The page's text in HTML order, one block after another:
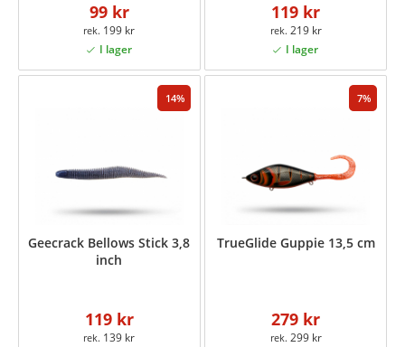
99 kr
199 kr
119 kr
219 kr
14
Geecrack Bellows Stick 3,8
inch
119 kr
139 kr
7
TrueGlide Guppie 13,5 cm
279 kr
299 kr